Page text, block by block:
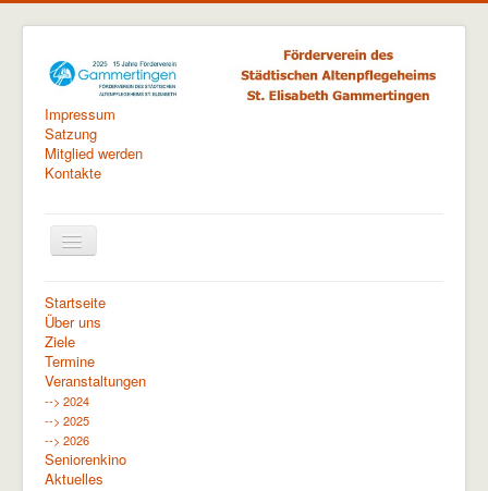
Impressum
Satzung
Mitglied werden
Kontakte
Navigation
an/aus
Aktuelle Seite:
--> 2024
Startseite
Über uns
Ziele
Termine
Veranstaltungen
--> 2024
--> 2025
--> 2026
Seniorenkino
Aktuelles